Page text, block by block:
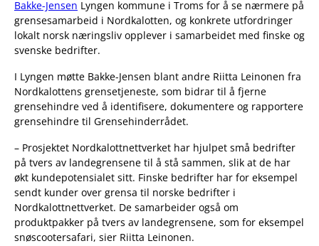
Bakke-Jensen Lyngen kommune i Troms for å se nærmere på
grensesamarbeid i Nordkalotten, og konkrete utfordringer
lokalt norsk næringsliv opplever i samarbeidet med finske og
svenske bedrifter.
I Lyngen møtte Bakke-Jensen blant andre Riitta Leinonen fra
Nordkalottens grensetjeneste, som bidrar til å fjerne
grensehindre ved å identifisere, dokumentere og rapportere
grensehindre til Grensehinderrådet.
– Prosjektet Nordkalottnettverket har hjulpet små bedrifter
på tvers av landegrensene til å stå sammen, slik at de har
økt kundepotensialet sitt. Finske bedrifter har for eksempel
sendt kunder over grensa til norske bedrifter i
Nordkalottnettverket. De samarbeider også om
produktpakker på tvers av landegrensene, som for eksempel
snøscootersafari, sier Riitta Leinonen.